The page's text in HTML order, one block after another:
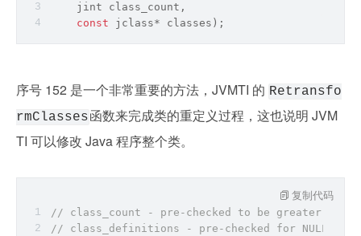
    jint class_count,
const jclass* classes);
序号 152 是一个非常重要的方法，JVMTI 的 Retransfo
rmClasses函数来完成类的重定义过程，这也说明 JVM
TI 可以修改 Java 程序整个类。
// class_count - pre-checked to be greater
// class_definitions - pre-checked for NULL
复制代码